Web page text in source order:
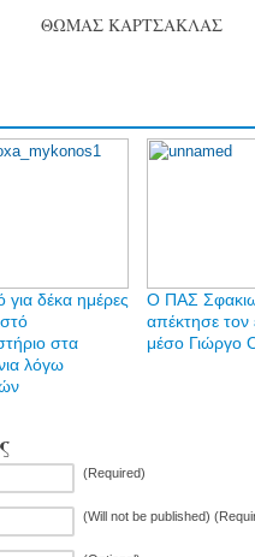
ΘΩΜΑΣ ΚΑΡΤΣΑΚΛΑΣ
για δέκα ημέρες
στα
λόγω
Ο ΠΑΣ
απέκτησε τον
μέσο Γιώργο
(Required)
(Will not be published)